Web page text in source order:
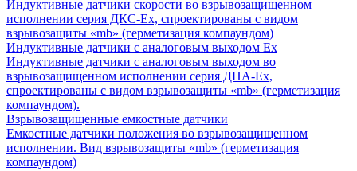
Индуктивные датчики скорости во взрывозащищенном
исполнении серия ДКС-Ех, спроектированы с видом
взрывозащиты «mb» (герметизация компаундом)
Индуктивные датчики с аналоговым выходом Ех
Индуктивные датчики с аналоговым выходом во
взрывозащищенном исполнении серия ДПА-Ех,
спроектированы с видом взрывозащиты «mb» (герметизация
компаундом).
Взрывозащищенные емкостные датчики
Емкостные датчики положения во взрывозащищенном
исполнении. Вид взрывозащиты «mb» (герметизация
компаундом)